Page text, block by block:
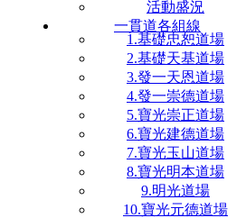
活動盛況
一貫道各組線
1.基礎忠恕道場
2.基礎天基道場
3.發一天恩道場
4.發一崇德道場
5.寶光崇正道場
6.寶光建德道場
7.寶光玉山道場
8.寶光明本道場
9.明光道場
10.寶光元德道場